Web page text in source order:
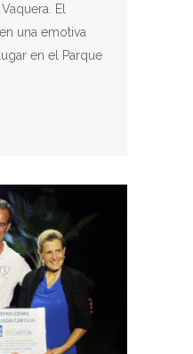
El
una emotiva
en el Parque